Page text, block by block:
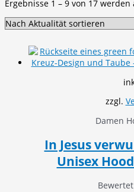
Ergebnisse 1 – 9 von 17 werden
zzgl.
Damen
In Jesus
Unisex